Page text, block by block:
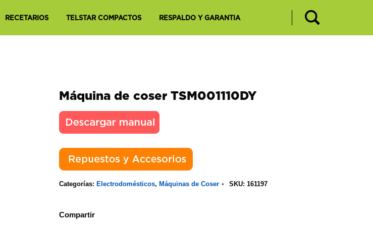
RECETARIOS TELSTAR COMPACTOS RESPALDO Y GARANTIA
Máquina de coser TSM001110DY
Categorías: Electrodomésticos, Máquinas de Coser SKU: 161197
Compartir